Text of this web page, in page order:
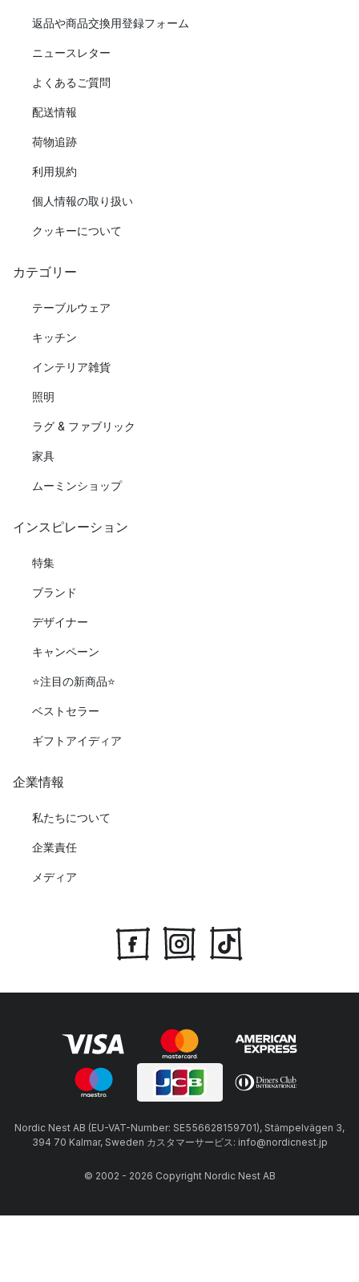
返品や商品交換用登録フォーム
ニュースレター
よくあるご質問
配送情報
荷物追跡
利用規約
個人情報の取り扱い
クッキーについて
カテゴリー
テーブルウェア
キッチン
インテリア雑貨
照明
ラグ & ファブリック
家具
ムーミンショップ
インスピレーション
特集
ブランド
デザイナー
キャンペーン
⭐️注目の新商品⭐️
ベストセラー
ギフトアイディア
企業情報
私たちについて
企業責任
メディア
Nordic Nest AB (EU-VAT-Number: SE556628159701), Stämpelvägen 3,
394 70 Kalmar, Sweden カスタマーサービス: info@nordicnest.jp
© 2002 - 2026 Copyright Nordic Nest AB